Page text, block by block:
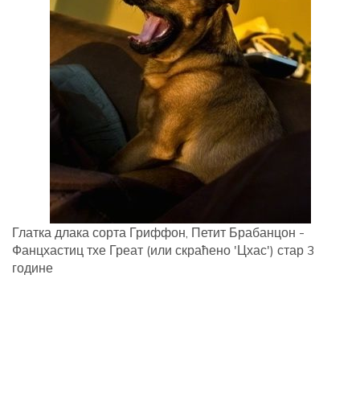
Глатка длака сорта Гриффон, Петит Брабанцон -
Фанцхастиц тхе Греат (или скраћено 'Цхас') стар 3
године